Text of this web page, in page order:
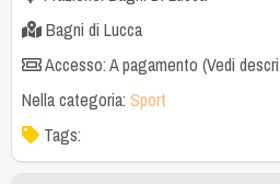
Bagni di Lucca
Accesso: A pagamento (Vedi
Nella categoria: Sport
Tags: